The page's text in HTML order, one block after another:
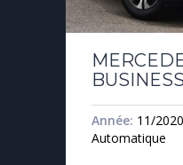
Année: 11/2020
Automatique